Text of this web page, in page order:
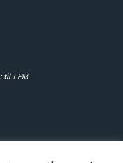
til 1 PM